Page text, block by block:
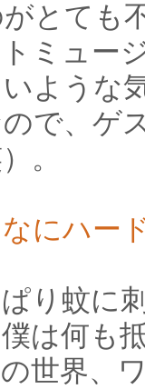
とても
ミュー
ような
で、ゲ
。
にハー
り蚊に
は何も
世界、